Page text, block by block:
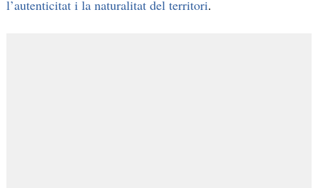
l’autenticitat i la naturalitat del territori.